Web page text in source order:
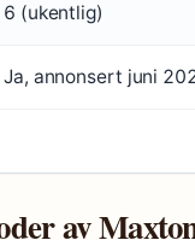
6 (ukentlig)
Ja, annonsert juni
av